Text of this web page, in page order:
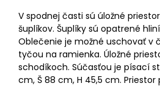
V spodnej časti sú úložné
šuplíkov. Šuplíky sú opatrené
Oblečenie je možné uschovať v
tyčou na ramienka. Úložné
schodíkoch. Súčasťou je písací
cm, Š 88 cm, H 45,5 cm.